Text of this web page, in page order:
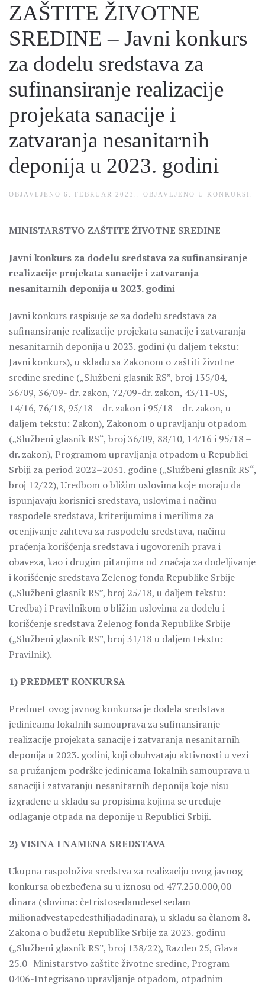
ZAŠTITE ŽIVOTNE
SREDINE – Javni konkurs
za dodelu sredstava za
sufinansiranje realizacije
projekata sanacije i
zatvaranja nesanitarnih
deponija u 2023. godini
OBJAVLJENO 6. FEBRUAR 2023. . OBJAVLJENO U KONKURSI
MINISTARSTVO ZAŠTITE ŽIVOTNE SREDINE
Javni konkurs za dodelu sredstava za sufinansiranje
realizacije projekata sanacije i zatvaranja
nesanitarnih deponija u 2023. godini
Javni konkurs raspisuje se za dodelu sredstava za
sufinansiranje realizacije projekata sanacije i zatvaranja
nesanitarnih deponija u 2023. godini (u daljem tekstu:
Javni konkurs), u skladu sa Zakonom o zaštiti životne
sredine sredine („Službeni glasnik RS”, broj 135/04,
36/09, 36/09- dr. zakon, 72/09-dr. zakon, 43/11-US,
14/16, 76/18, 95/18 – dr. zakon i 95/18 – dr. zakon, u
daljem tekstu: Zakon), Zakonom o upravljanju otpadom
(„Službeni glasnik RS“, broj 36/09, 88/10, 14/16 i 95/18 –
dr. zakon), Programom upravljanja otpadom u Republici
Srbiji za period 2022–2031. godine („Službeni glasnik RS“,
broj 12/22), Uredbom o bližim uslovima koje moraju da
ispunjavaju korisnici sredstava, uslovima i načinu
raspodele sredstava, kriterijumima i merilima za
ocenjivanje zahteva za raspodelu sredstava, načinu
praćenja korišćenja sredstava i ugovorenih prava i
obaveza, kao i drugim pitanjima od značaja za dodeljivanje
i korišćenje sredstava Zelenog fonda Republike Srbije
(„Službeni glasnik RS”, broj 25/18, u daljem tekstu:
Uredba) i Pravilnikom o bližim uslovima za dodelu i
korišćenje sredstava Zelenog fonda Republike Srbije
(„Službeni glasnik RS”, broj 31/18 u daljem tekstu:
Pravilnik).
1) PREDMET KONKURSA
Predmet ovog javnog konkursa je dodela sredstava
jedinicama lokalnih samouprava za sufinansiranje
realizacije projekata sanacije i zatvaranja nesanitarnih
deponija u 2023. godini, koji obuhvataju aktivnosti u vezi
sa pružanjem podrške jedinicama lokalnih samouprava u
sanaciji i zatvaranju nesanitarnih deponija koje nisu
izgrađene u skladu sa propisima kojima se uređuje
odlaganje otpada na deponije u Republici Srbiji.
2) VISINA I NAMENA SREDSTAVA
Ukupna raspoloživa sredstva za realizaciju ovog javnog
konkursa obezbeđena su u iznosu od 477.250.000,00
dinara (slovima: četristosedamdesetsedam
milionadvestapedesthiljadadinara), u skladu sa članom 8.
Zakona o budžetu Republike Srbije za 2023. godinu
(„Službeni glasnik RSˮ, broj 138/22), Razdeo 25, Glava
25.0- Ministarstvo zaštite životne sredine, Program
0406-Integrisano upravljanje otpadom, otpadnim